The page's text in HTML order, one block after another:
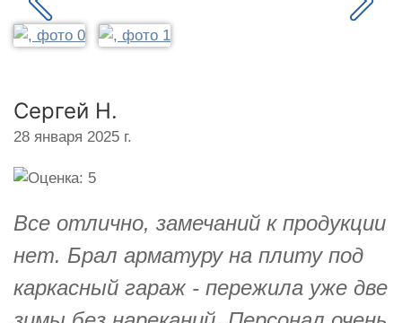
Сергей Н.
28 января 2025 г.
Все отлично, замечаний к продукции
нет. Брал арматуру на плиту под
каркасный гараж - пережила уже две